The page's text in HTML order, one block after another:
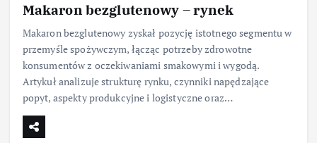
Makaron bezglutenowy – rynek
Makaron bezglutenowy zyskał pozycję istotnego segmentu w
przemyśle spożywczym, łącząc potrzeby zdrowotne
konsumentów z oczekiwaniami smakowymi i wygodą.
Artykuł analizuje strukturę rynku, czynniki napędzające
popyt, aspekty produkcyjne i logistyczne oraz…